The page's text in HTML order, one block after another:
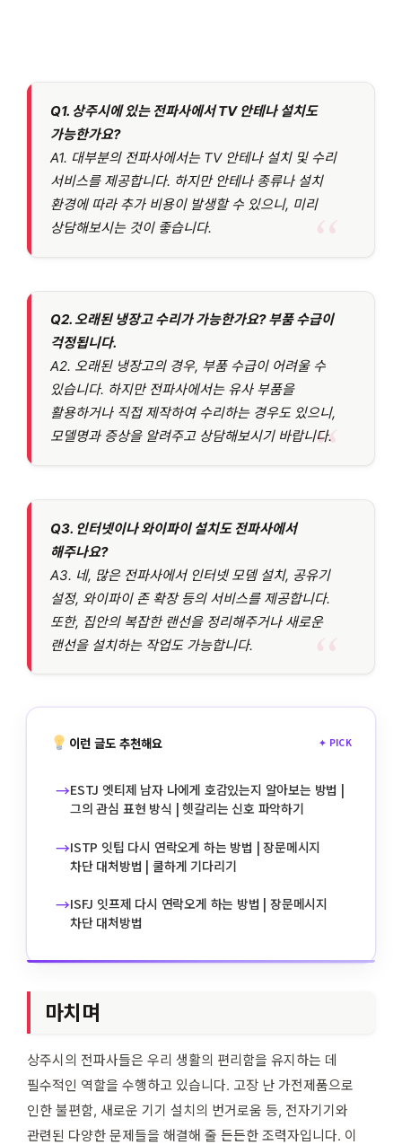
Q1. 상주시에 있는 전파사에서 TV 안테나 설치도
가능한가요?
A1. 대부분의 전파사에서는 TV 안테나 설치 및 수리
서비스를 제공합니다. 하지만 안테나 종류나 설치
환경에 따라 추가 비용이 발생할 수 있으니, 미리
상담해보시는 것이 좋습니다.
Q2. 오래된 냉장고 수리가 가능한가요? 부품 수급이
걱정됩니다.
A2. 오래된 냉장고의 경우, 부품 수급이 어려울 수
있습니다. 하지만 전파사에서는 유사 부품을
활용하거나 직접 제작하여 수리하는 경우도 있으니,
모델명과 증상을 알려주고 상담해보시기 바랍니다.
Q3. 인터넷이나 와이파이 설치도 전파사에서
해주나요?
A3. 네, 많은 전파사에서 인터넷 모뎀 설치, 공유기
설정, 와이파이 존 확장 등의 서비스를 제공합니다.
또한, 집안의 복잡한 랜선을 정리해주거나 새로운
랜선을 설치하는 작업도 가능합니다.
이런 글도 추천해요 ✦ PICK
→ESTJ 엣티제 남자 나에게 호감있는지 알아보는 방법 |
그의 관심 표현 방식 | 헷갈리는 신호 파악하기
→ISTP 잇팁 다시 연락오게 하는 방법 | 장문메시지
차단 대처방법 | 쿨하게 기다리기
→ISFJ 잇프제 다시 연락오게 하는 방법 | 장문메시지
차단 대처방법
마치며
상주시의 전파사들은 우리 생활의 편리함을 유지하는 데
필수적인 역할을 수행하고 있습니다. 고장 난 가전제품으로
인한 불편함, 새로운 기기 설치의 번거로움 등, 전자기기와
관련된 다양한 문제들을 해결해 줄 든든한 조력자입니다. 이